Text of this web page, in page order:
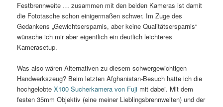
Festbrennweite … zusammen mit den beiden Kameras ist damit
die Fototasche schon einigermaßen schwer. Im Zuge des
Gedankens „Gewichtsersparnis, aber keine Qualitätsersparnis“
wünsche ich mir aber eigentlich ein deutlich leichteres
Kamerasetup.
Was also wären Alternativen zu diesem schwergewichtigen
Handwerkszeug? Beim letzten Afghanistan-Besuch hatte ich die
hochgelobteX100 Sucherkamera von Fuji mit dabei. Mit dem
festen 35mm Objektiv (eine meiner Lieblingsbrennweiten) und der